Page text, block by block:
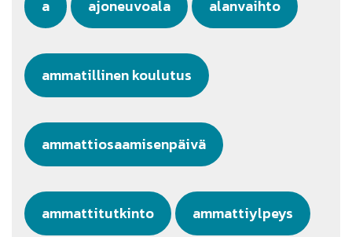
a ajoneuvoala alanvaihto
ammatillinen koulutus
ammattiosaamisenpäivä
ammattitutkinto ammattiylpeys